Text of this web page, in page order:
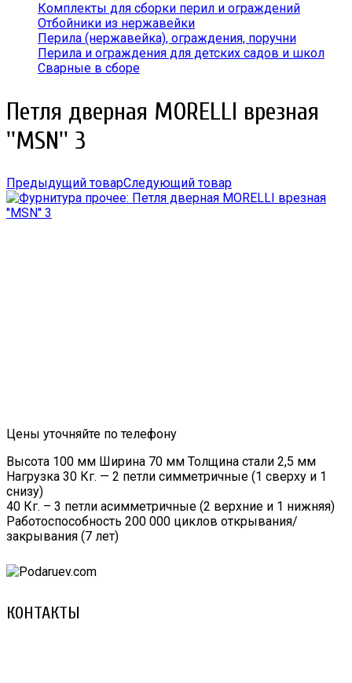
Комплекты для сборки перил и ограждений
Отбойники из нержавейки
Перила (нержавейка), ограждения, поручни
Перила и ограждения для детских садов и школ
Сварные в сборе
Петля дверная MORELLI врезная
''MSN'' 3
Предыдущий товарСледующий товар
Цены уточняйте по телефону
Высота 100 мм Ширина 70 мм Толщина стали 2,5 мм
Нагрузка 30 Кг. — 2 петли симметричные (1 сверху и 1
снизу)
40 Кг. – 3 петли асимметричные (2 верхние и 1 нижняя)
Работоспособность 200 000 циклов открывания/
закрывания (7 лет)
КОНТАКТЫ